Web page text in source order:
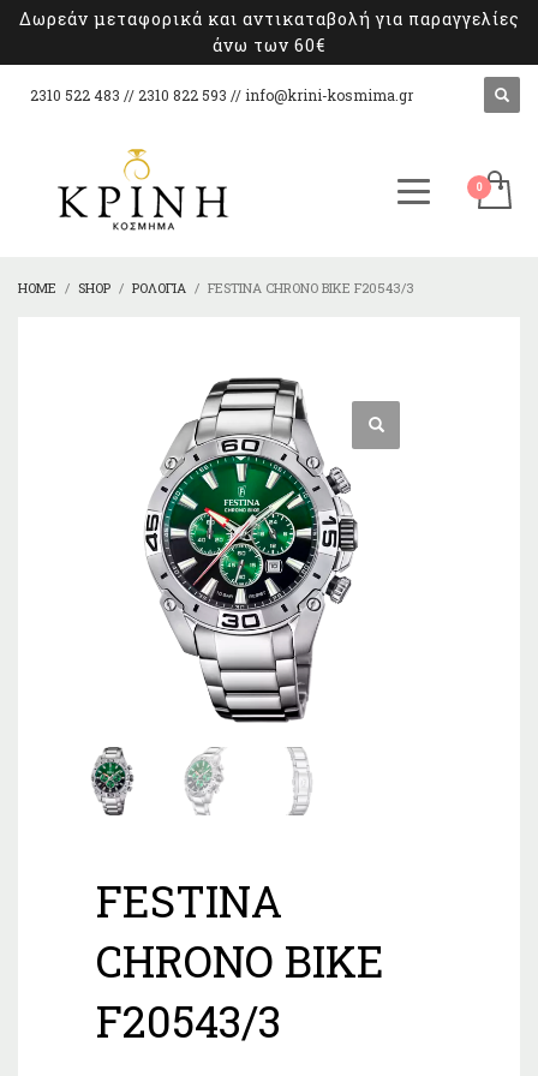
Δωρεάν μεταφορικά και αντικαταβολή για παραγγελίες
άνω των 60€
2310 522 483 // 2310 822 593 // info@krini-kosmima.gr
HOME SHOP ΡΟΛΌΓΙΑ FESTINA CHRONO BIKE F20543/3
FESTINA
CHRONO BIKE
F20543/3